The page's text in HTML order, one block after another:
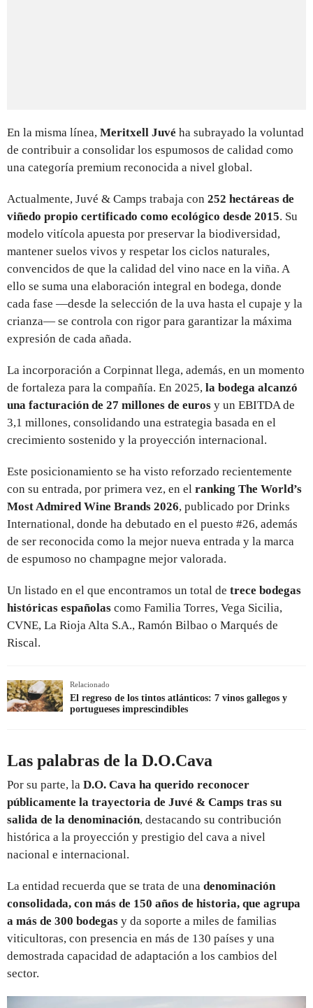
En la misma línea, Meritxell Juvé ha subrayado la voluntad
de contribuir a consolidar los espumosos de calidad como
una categoría premium reconocida a nivel global.
Actualmente, Juvé & Camps trabaja con 252 hectáreas de
viñedo propio certificado como ecológico desde 2015. Su
modelo vitícola apuesta por preservar la biodiversidad,
mantener suelos vivos y respetar los ciclos naturales,
convencidos de que la calidad del vino nace en la viña. A
ello se suma una elaboración integral en bodega, donde
cada fase —desde la selección de la uva hasta el cupaje y la
crianza— se controla con rigor para garantizar la máxima
expresión de cada añada.
La incorporación a Corpinnat llega, además, en un momento
de fortaleza para la compañía. En 2025, la bodega alcanzó
una facturación de 27 millones de euros y un EBITDA de
3,1 millones, consolidando una estrategia basada en el
crecimiento sostenido y la proyección internacional.
Este posicionamiento se ha visto reforzado recientemente
con su entrada, por primera vez, en el ranking The World’s
Most Admired Wine Brands 2026, publicado por Drinks
International, donde ha debutado en el puesto #26, además
de ser reconocida como la mejor nueva entrada y la marca
de espumoso no champagne mejor valorada.
Un listado en el que encontramos un total de trece bodegas
históricas españolas como Familia Torres, Vega Sicilia,
CVNE, La Rioja Alta S.A., Ramón Bilbao o Marqués de
Riscal.
Relacionado
El regreso de los tintos atlánticos: 7 vinos gallegos y
portugueses imprescindibles
Las palabras de la D.O.Cava
Por su parte, la D.O. Cava ha querido reconocer
públicamente la trayectoria de Juvé & Camps tras su
salida de la denominación, destacando su contribución
histórica a la proyección y prestigio del cava a nivel
nacional e internacional.
La entidad recuerda que se trata de una denominación
consolidada, con más de 150 años de historia, que agrupa
a más de 300 bodegas y da soporte a miles de familias
viticultoras, con presencia en más de 130 países y una
demostrada capacidad de adaptación a los cambios del
sector.